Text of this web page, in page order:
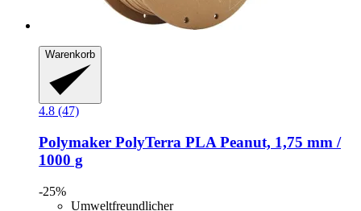
Warenkorb
4.8 (47)
Polymaker PolyTerra PLA Peanut, 1,75 mm /
1000 g
-25%
Umweltfreundlicher